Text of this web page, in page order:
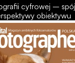
cyfrowej –
obiektywu